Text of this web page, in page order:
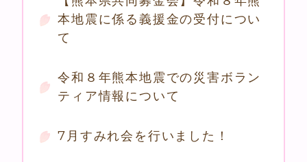
本地震に係る義援金の受付につい
て
令和８年熊本地震での災害ボラン
ティア情報について
7月すみれ会を行いました！